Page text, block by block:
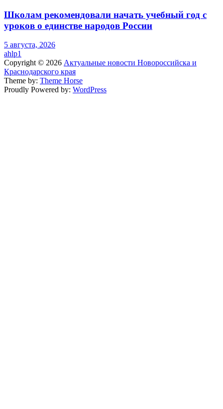
Школам рекомендовали начать учебный год с
уроков о единстве народов России
5 августа, 2026
ahlp1
Copyright © 2026 Актуальные новости Новороссийска и
Краснодарского края
Theme by: Theme Horse
Proudly Powered by: WordPress